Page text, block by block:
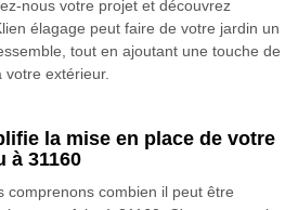
nous votre projet et découvrez
élagage peut faire de votre jardin un
tout en ajoutant une touche de
extérieur.
la mise en place de votre
à 31160
comprenons combien il peut être